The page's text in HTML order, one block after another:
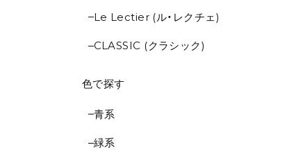
Le Lectier (ル・レクチェ)
CLASSIC (クラシック)
色で探す
青系
緑系